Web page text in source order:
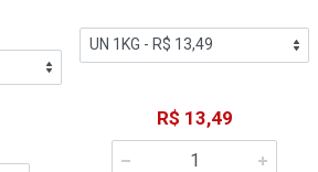
R$ 13,49